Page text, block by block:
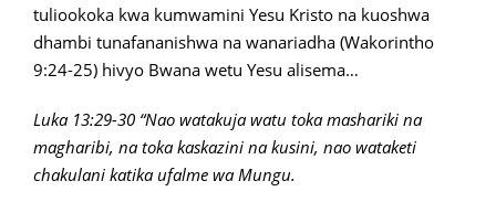
tuliookoka kwa kumwamini Yesu Kristo na kuoshwa
dhambi tunafananishwa na wanariadha (Wakorintho
9:24-25) hivyo Bwana wetu Yesu alisema…
Luka 13:29-30 “Nao watakuja watu toka mashariki na
magharibi, na toka kaskazini na kusini, nao wataketi
chakulani katika ufalme wa Mungu.